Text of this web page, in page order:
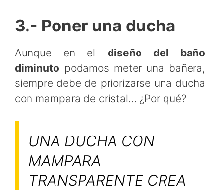
3.- Poner una ducha
Aunque en el diseño del baño
diminuto podamos meter una bañera,
siempre debe de priorizarse una ducha
con mampara de cristal… ¿Por qué?
UNA DUCHA CON
MAMPARA
TRANSPARENTE CREA